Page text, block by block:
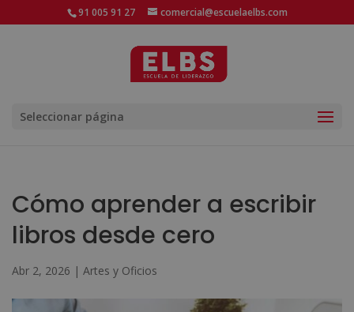
91 005 91 27 comercial@escuelaelbs.com
Seleccionar página
Cómo aprender a escribir
libros desde cero
Abr 2, 2026 | Artes y Oficios